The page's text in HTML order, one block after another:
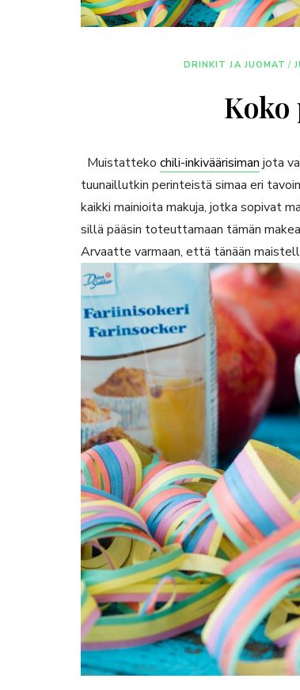
DRINKIT JA JUOMAT /
Koko
Muistatteko chili-inkiväärisiman jota
tuunaillutkin perinteistä simaa eri
kaikki mainioita makuja, jotka sopivat
sillä pääsin toteuttamaan tämän
Arvaatte varmaan, että tänään